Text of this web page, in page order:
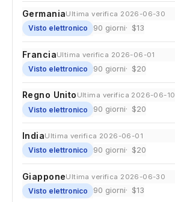
GermaniaUltima verifica 2026-06-30
Visto elettronico 90 giorni $13
FranciaUltima verifica 2026-06-01
Visto elettronico 90 giorni $20
Regno Unito Ultima verifica 2026-06-10
Visto elettronico 90 giorni $20
IndiaUltima verifica 2026-06-01
Visto elettronico 90 giorni $20
GiapponeUltima verifica 2026-06-30
Visto elettronico 90 giorni $13